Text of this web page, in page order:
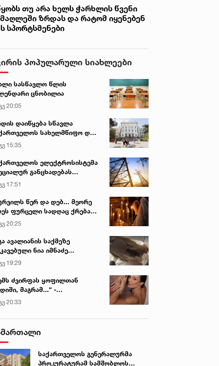
2023 • 8:04
ხვიჩა კვარაცხელიას
1 თებ. 2023 • 9:23
„ჩემმა ხვიჩამ გაიტანოს და
თუ არა ხელს ჭარხლის წვენი
ზრდას და რატომ იყენებენ
სპორტსმენები
პოპულარული სიახლეები
სასწავლო წლის
ცნობილია
20:05
დაიწყება სწავლა
სახელმწიფო და
უნივერსიტეტებში
15:35
ელექტროსისტემა
განცხადებას
17:51
წერ და დებ... მეორე
ფურცელი სადღაც ქრება
სურვილი სრულდება...“ -
ტაძარი შიდა
20:25
ავალიანის საქმეზე
ნია იმნაძე
გადაჰყავთ
19:29
ძვირფას ყოფილთან
მაგრამ...“ -
პაიჭაძის
აღიარება
20:33
საქართველოს გენერალურმა
პროკურატურამ სამშობლოს